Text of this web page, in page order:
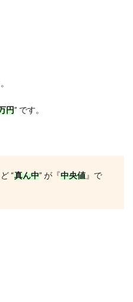
円” です。
“真ん中” が『中央値』で